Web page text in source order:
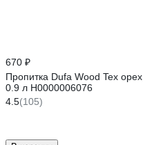
670 ₽
Пропитка Dufa Wood Tex орех,
0.9 л Н0000006076
4.5(105)